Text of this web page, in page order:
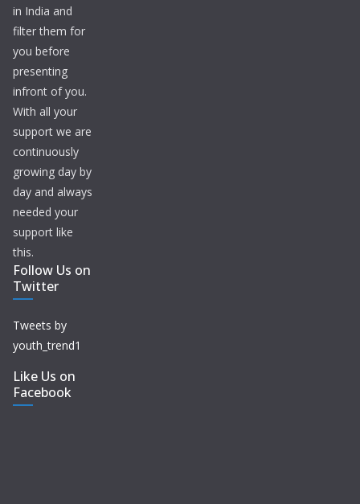
in India and
filter them for
you before
presenting
infront of you.
With all your
support we are
continuously
growing day by
day and always
needed your
support like
this.
Follow Us on
Twitter
Tweets by
youth_trend1
Like Us on
Facebook